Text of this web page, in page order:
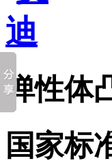
弹性体
国家标